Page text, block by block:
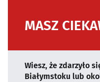
MASZ
Wiesz, że zdarzyło
Białymstoku lub